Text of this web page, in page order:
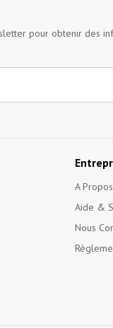
pour obtenir des
A Propos
Aide &
Nous